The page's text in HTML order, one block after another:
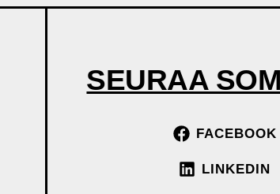
SEURAA
FACEBOOK
LINKEDIN